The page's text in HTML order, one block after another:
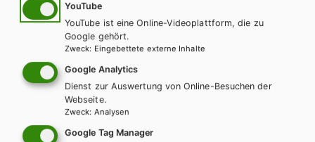
karin.ritz@hpt.at
LEHRERSERVICE
Elisabeth Gettinger
+ 43 1 403 77 77 164
YouTube
YouTube ist eine Online-Videoplattform, die zu
Google gehört.
Zweck: Eingebettete externe Inhalte
Google Analytics
Dienst zur Auswertung von Online-Besuchen der
Webseite.
Zweck: Analysen
Google Tag Manager